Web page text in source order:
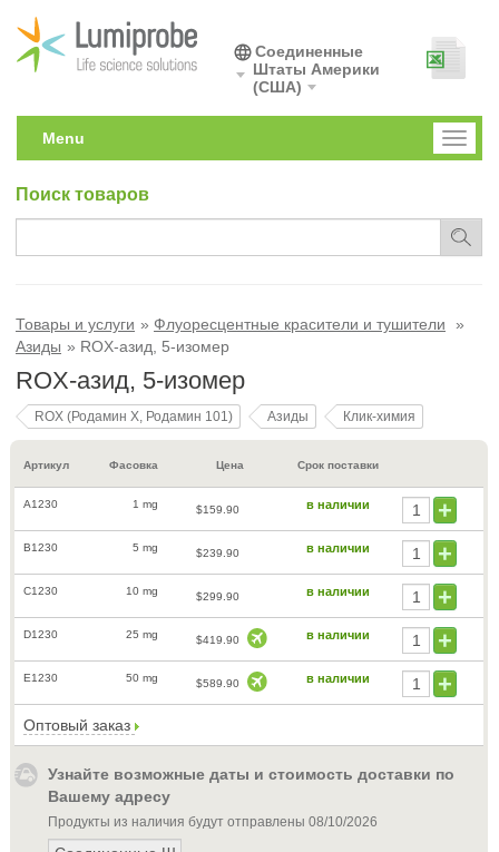
Соединенные
Штаты Америки
(США)
Toggle
Menu
Поиск товаров
Товары и услуги
Флуоресцентные красители и тушители
Азиды
ROX-азид, 5-изомер
ROX-азид, 5-изомер
ROX (Родамин X, Родамин 101) Азиды Клик-химия
Артикул Фасовка Цена Срок поставки
A1230 1 mg $159.90 в наличии
B1230 5 mg $239.90 в наличии
C1230 10 mg $299.90 в наличии
D1230 25 mg $419.90 в наличии
E1230 50 mg $589.90 в наличии
Оптовый заказ
Узнайте возможные даты и стоимость доставки по
Вашему адресу
Продукты из наличия будут отправлены 08/10/2026